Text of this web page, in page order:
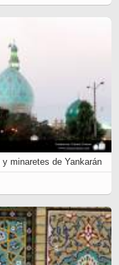
minaretes de Yankarán